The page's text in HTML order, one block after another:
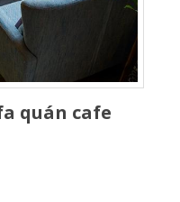
quán cafe